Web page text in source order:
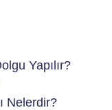
Yapılır?
Nelerdir?